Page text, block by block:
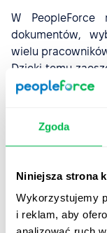
Zgoda
Niniejsza strona
Wykorzystujemy
i reklam, aby
W PeopleForce
dokumentów,
wielu
Dzięki temu
na
Funkcja ta
paskami
Przejdź do bazy
zbiorczo